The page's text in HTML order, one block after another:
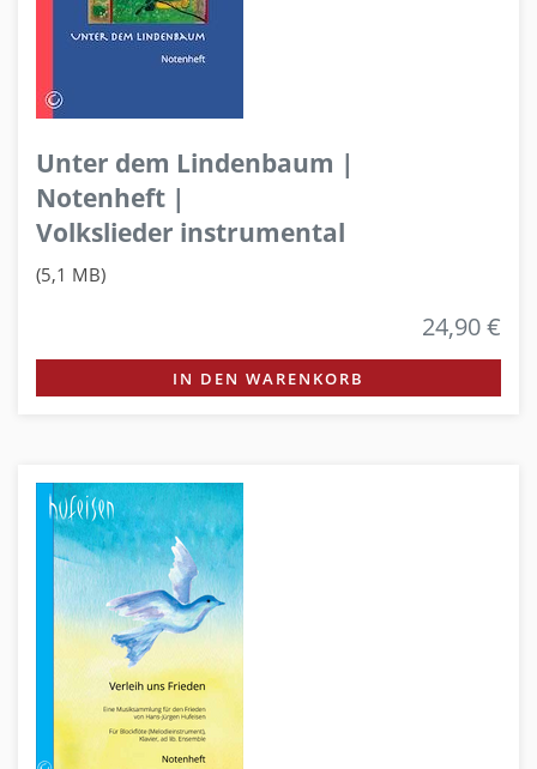
Unter dem Lindenbaum |
Notenheft |
Volkslieder instrumental
(5,1 MB)
24,90 €
IN DEN WARENKORB